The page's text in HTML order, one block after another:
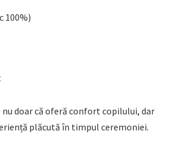
100%)
doar că oferă confort copilului, dar
plăcută în timpul ceremoniei.